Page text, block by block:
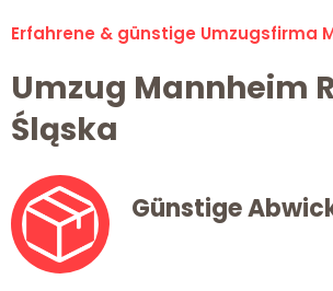
Erfahrene & günstige Umzugsfirma
Umzug Mannheim
Śląska
Günstige